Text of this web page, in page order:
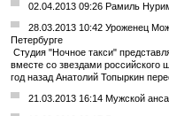
02.04.2013 09:26 Рамиль
28.03.2013 10:42 Уроженец
Петербурге
Студия "Ночное такси"
вместе со звездами
год назад Анатолий Топыркин
21.03.2013 16:14 Мужской